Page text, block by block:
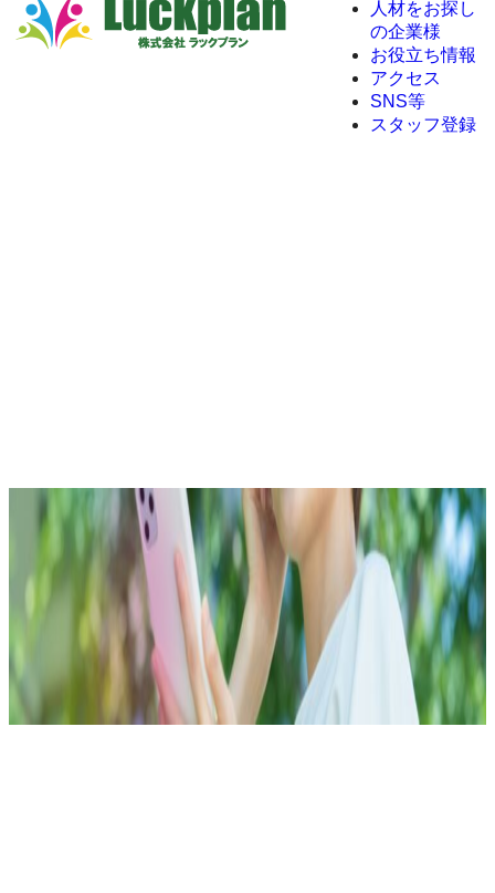
人材をお探し
の企業様
お役立ち情報
アクセス
SNS等
スタッフ登録